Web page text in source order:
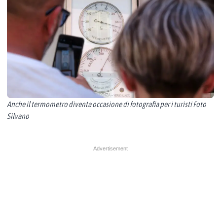
Anche il termometro diventa occasione di fotografia per i turisti Foto
Silvano